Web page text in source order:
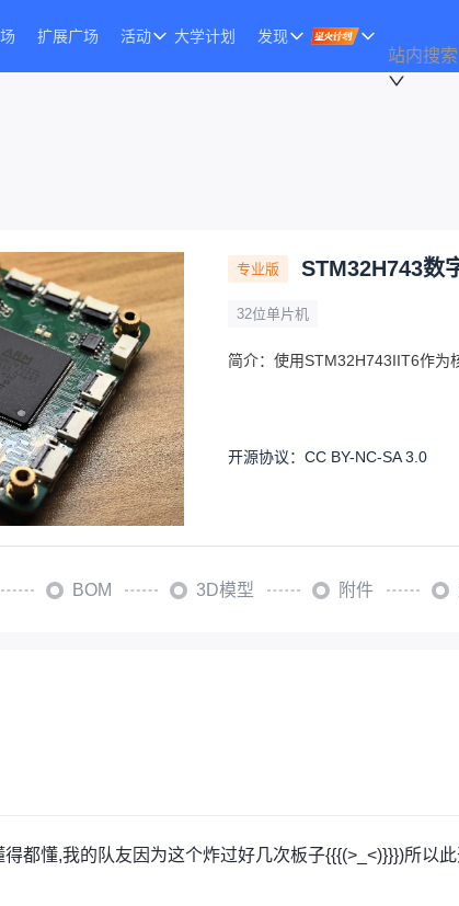
扩展广场 活动 大学计划 发现
站内搜索
专业版
32位单片机
简介： 使用STM32H743IIT6作为
开源协议： CC BY-NC-SA 3.0
BOM 3D模型 附件
都懂,我的队友因为这个炸过好几次板子{{{(>_<)}}})所以